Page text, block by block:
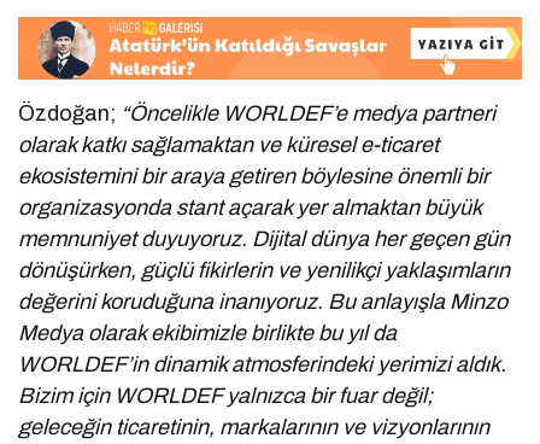
Özdoğan; “Öncelikle WORLDEF’e medya partneri
olarak katkı sağlamaktan ve küresel e-ticaret
ekosistemini bir araya getiren böylesine önemli bir
organizasyonda stant açarak yer almaktan büyük
memnuniyet duyuyoruz. Dijital dünya her geçen gün
dönüşürken, güçlü fikirlerin ve yenilikçi yaklaşımların
değerini koruduğuna inanıyoruz. Bu anlayışla Minzo
Medya olarak ekibimizle birlikte bu yıl da
WORLDEF’in dinamik atmosferindeki yerimizi aldık.
Bizim için WORLDEF yalnızca bir fuar değil;
geleceğin ticaretinin, markalarının ve vizyonlarının